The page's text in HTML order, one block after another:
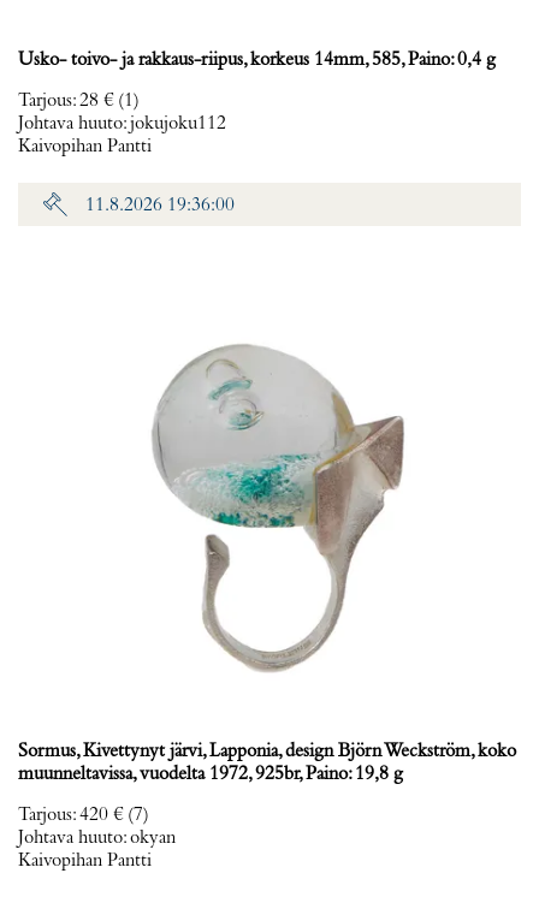
Usko- toivo- ja rakkaus-riipus, korkeus 14mm, 585, Paino: 0,4 g
Tarjous:28 € (1)
Johtava huuto:jokujoku112
Kaivopihan Pantti
11.8.2026 19:36:00
Sormus, Kivettynyt järvi, Lapponia, design Björn Weckström, koko
muunneltavissa, vuodelta 1972, 925br, Paino: 19,8 g
Tarjous:420 € (7)
Johtava huuto:okyan
Kaivopihan Pantti